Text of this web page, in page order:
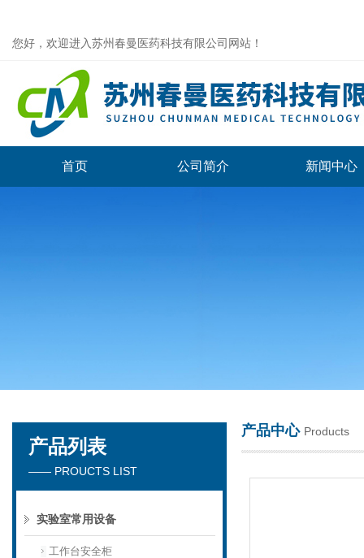
您好，欢迎进入苏州春曼医药科技有限公司网站！
苏州春曼医药科技有限公司
首页 公司简介 新闻中心
产品列表
—— PROUCTS LIST
实验室常用设备
工作台安全柜
产品中心 Products